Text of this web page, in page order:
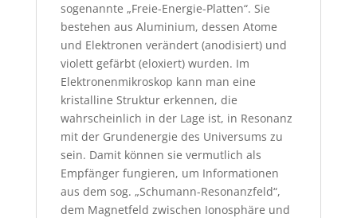
sogenannte „Freie-Energie-Platten“. Sie
bestehen aus Aluminium, dessen Atome
und Elektronen verändert (anodisiert) und
violett gefärbt (eloxiert) wurden. Im
Elektronenmikroskop kann man eine
kristalline Struktur erkennen, die
wahrscheinlich in der Lage ist, in Resonanz
mit der Grundenergie des Universums zu
sein. Damit können sie vermutlich als
Empfänger fungieren, um Informationen
aus dem sog. „Schumann-Resonanzfeld“,
dem Magnetfeld zwischen Ionosphäre und